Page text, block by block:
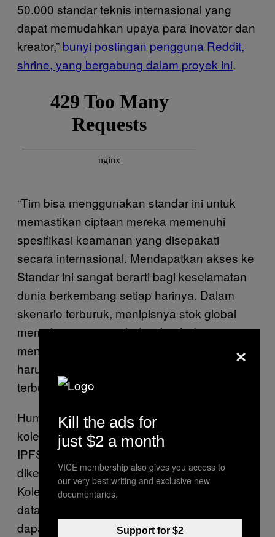
50.000 standar teknis internasional yang
dapat memudahkan upaya para inovator dan
kreator,” bunyi postingan pengguna Reddit,
shrine, yang bergabung dalam proyek ini.
“Tim bisa menggunakan standar ini untuk
memastikan ciptaan mereka memenuhi
spesifikasi keamanan yang disepakati
secara internasional. Mendapatkan akses ke
Standar ini sangat berarti bagi keselamatan
dunia berkembang setiap harinya. Dalam
skenario terburuk, menipisnya stok global
memaksa pemerintah di seluruh dunia
mengandalkan proyek sukarela DIY ini. Kita
harus bersiap-siap menghadapi skenario
terburuk.”
Human Standards Project membagikan
koleksi standar teknis sebesar 75GB via
IPFS,
jaringan peer-to-peer terdistribusi
dikembangkan untuk berbagi data.
Koleksinya jugatersedia di torrent
data mereka belum lengkap, sehingga kalian
dapat berpartisipasi dalam perburuan mereka
×
Kill the ads for
just $2 a month
VICE membership also gives you access to
our very best writing and exclusive new
documentaries.
Support for $2